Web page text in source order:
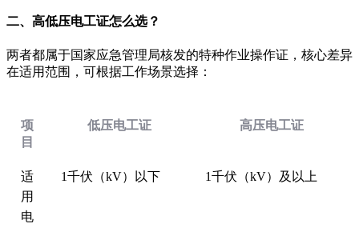
二、高低压电工证怎么选？
两者都属于国家应急管理局核发的特种作业操作证，核心差异
在适用范围，可根据工作场景选择：
项
目
低压电工证 高压电工证
适
用
电
1千伏（kV）以下 1千伏（kV）及以上